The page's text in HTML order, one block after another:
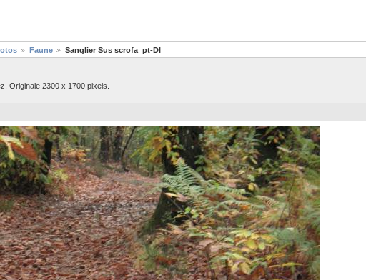
Faune Sanglier Sus scrofa_pt-DI
Originale 2300 x 1700 pixels.